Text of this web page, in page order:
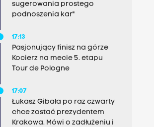
sugerowania prostego
podnoszenia kar"
17:13
Pasjonujący finisz na górze
Kocierz na mecie 5. etapu
Tour de Pologne
17:07
Łukasz Gibała po raz czwarty
chce zostać prezydentem
Krakowa. Mówi o zadłużeniu i